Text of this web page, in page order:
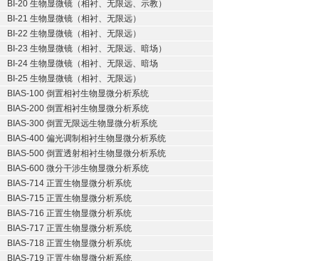
BI-20 生物显微镜（相衬、无限远、示教）
BI-21 生物显微镜（相衬、无限远）
BI-22 生物显微镜（相衬、无限远）
BI-23 生物显微镜（相衬、无限远、暗场）
BI-24 生物显微镜（相衬、无限远、暗场
BI-25 生物显微镜（相衬、无限远）
BIAS-100 倒置相衬生物显微分析系统
BIAS-200 倒置相衬生物显微分析系统
BIAS-300 倒置无限远生物显微分析系统
BIAS-400 偏光调制相衬生物显微分析系统
BIAS-500 倒置透射相衬生物显微分析系统
BIAS-600 微分干涉生物显微分析系统
BIAS-714 正置生物显微分析系统
BIAS-715 正置生物显微分析系统
BIAS-716 正置生物显微分析系统
BIAS-717 正置生物显微分析系统
BIAS-718 正置生物显微分析系统
BIAS-719 正置生物显微分析系统